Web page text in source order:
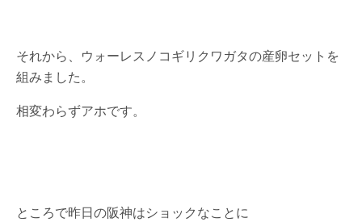
それから、ウォーレスノコギリクワガタの産卵セットを
組みました。
相変わらずアホです。
ところで昨日の阪神はショックなことに